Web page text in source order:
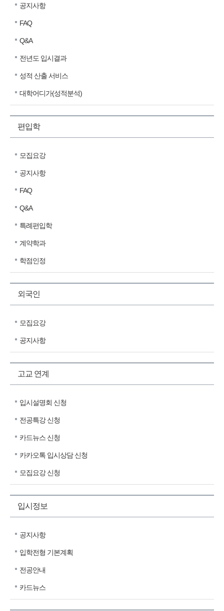
공지사항
FAQ
Q&A
전년도 입시결과
성적 산출 서비스
대학어디가(성적분석)
편입학
모집요강
공지사항
FAQ
Q&A
특례편입학
계약학과
학점인정
외국인
모집요강
공지사항
고교 연계
입시설명회 신청
전공특강 신청
카드뉴스 신청
카카오톡 입시상담 신청
모집요강 신청
입시정보
공지사항
입학전형 기본계획
전공안내
카드뉴스